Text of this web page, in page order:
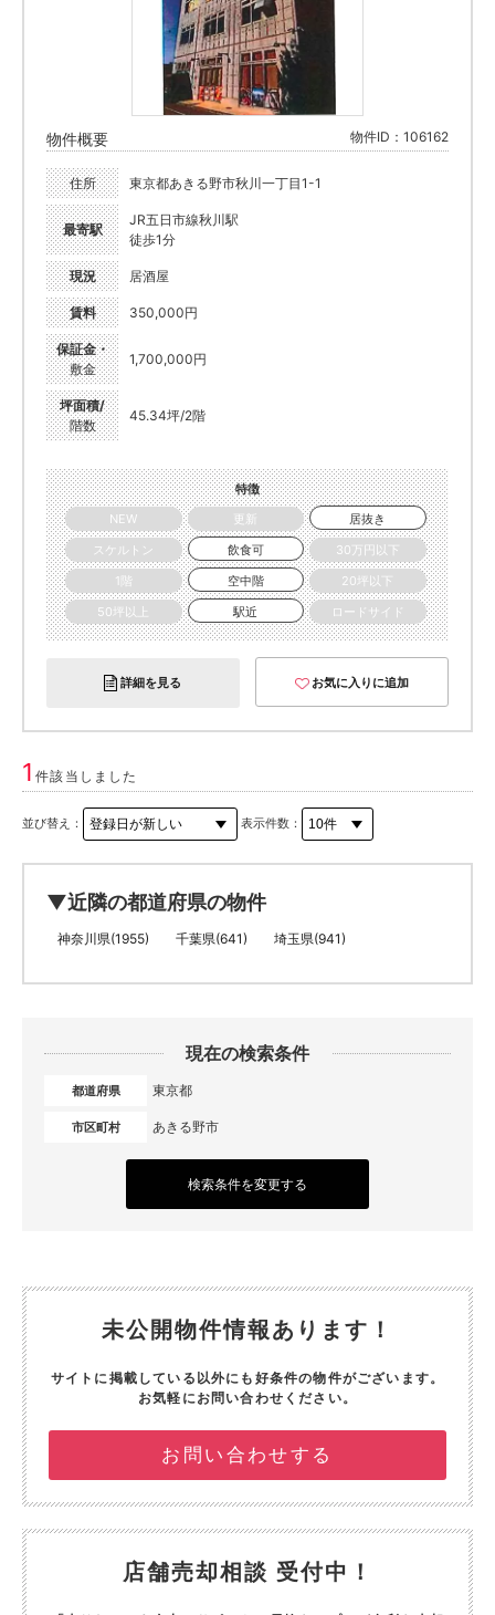
物件概要 物件ID：106162
住所 東京都あきる野市秋川一丁目1-1
最寄駅
JR五日市線秋川駅
徒歩1分
現況 居酒屋
賃料 350,000円
保証金・
敷金
1,700,000円
坪面積/
階数
45.34坪/2階
特徴
NEW
更新
居抜き
スケルトン
飲食可
30万円以下
1階
空中階
20坪以下
50坪以上
駅近 ロードサイド
詳細を見る お気に入りに追加
1件該当しました
並び替え： 表示件数：
▼近隣の都道府県の物件
神奈川県(1955) 千葉県(641) 埼玉県(941)
現在の検索条件
都道府県 東京都
市区町村 あきる野市
検索条件を変更する
未公開物件情報あります！
サイトに掲載している以外にも好条件の物件がございます。
お気軽にお問い合わせください。
お問い合わせする
店舗売却相談 受付中！